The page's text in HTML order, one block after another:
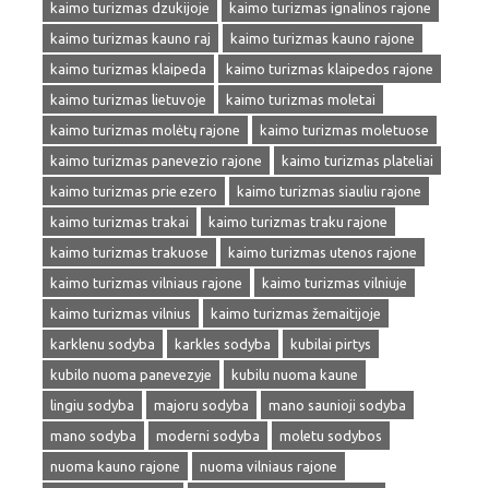
kaimo turizmas dzukijoje
kaimo turizmas ignalinos rajone
kaimo turizmas kauno raj
kaimo turizmas kauno rajone
kaimo turizmas klaipeda
kaimo turizmas klaipedos rajone
kaimo turizmas lietuvoje
kaimo turizmas moletai
kaimo turizmas molėtų rajone
kaimo turizmas moletuose
kaimo turizmas panevezio rajone
kaimo turizmas plateliai
kaimo turizmas prie ezero
kaimo turizmas siauliu rajone
kaimo turizmas trakai
kaimo turizmas traku rajone
kaimo turizmas trakuose
kaimo turizmas utenos rajone
kaimo turizmas vilniaus rajone
kaimo turizmas vilniuje
kaimo turizmas vilnius
kaimo turizmas žemaitijoje
karklenu sodyba
karkles sodyba
kubilai pirtys
kubilo nuoma panevezyje
kubilu nuoma kaune
lingiu sodyba
majoru sodyba
mano saunioji sodyba
mano sodyba
moderni sodyba
moletu sodybos
nuoma kauno rajone
nuoma vilniaus rajone